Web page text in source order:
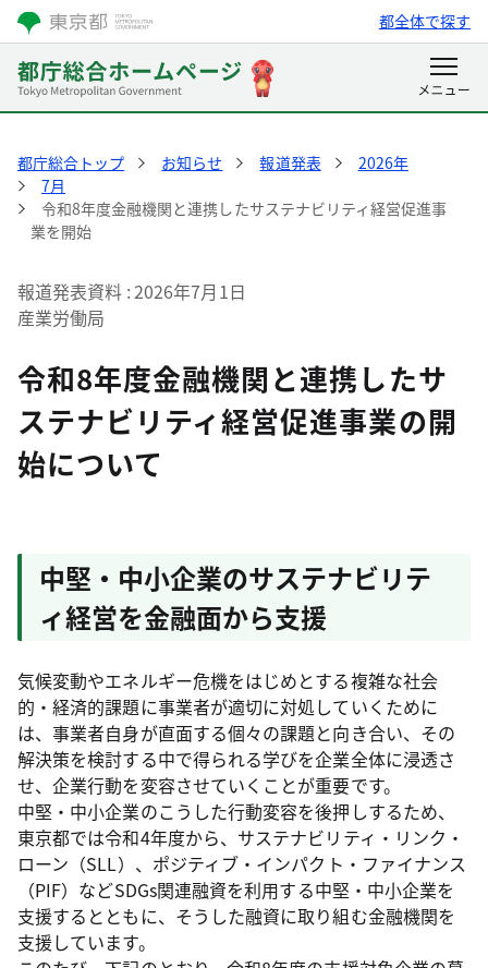
都全体で探す
都庁総合トップ お知らせ 報道発表
2026年
7月
令和8年度金融機関と連携したサステナビリティ経営促進事
業を開始
報道発表資料 2026年7月1日
産業労働局
令和8年度金融機関と連携したサ
ステナビリティ経営促進事業の開
始について
中堅・中小企業のサステナビリテ
ィ経営を金融面から支援
気候変動やエネルギー危機をはじめとする複雑な社会
的・経済的課題に事業者が適切に対処していくために
は、事業者自身が直面する個々の課題と向き合い、その
解決策を検討する中で得られる学びを企業全体に浸透さ
せ、企業行動を変容させていくことが重要です。
中堅・中小企業のこうした行動変容を後押しするため、
東京都では令和4年度から、サステナビリティ・リンク・
ローン（SLL）、ポジティブ・インパクト・ファイナンス
（PIF）などSDGs関連融資を利用する中堅・中小企業を
支援するとともに、そうした融資に取り組む金融機関を
支援しています。